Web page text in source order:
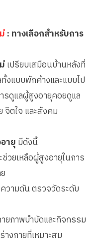
: ทางเลือกสำหรับการ
เปรียบเสมือนบ้านหลังที่
งแบบพักค้างและแบบไป
รดูแลผู้สูงอายุคอยดูแล
จิตใจ และสังคม
ายุ มีดังนี้
วยเหลือผู้สูงอายุในการ
วามดัน ตรวจวัดระดับ
ยภาพบำบัดและกิจกรรม
งกายที่เหมาะสม